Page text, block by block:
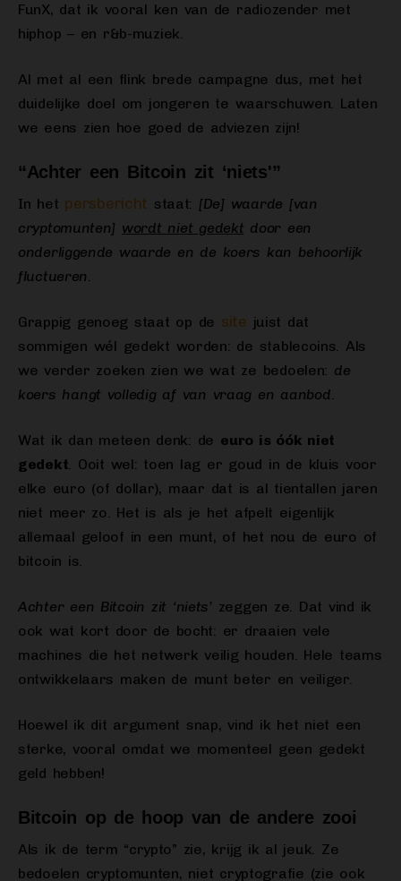
FunX, dat ik vooral ken van de radiozender met
hiphop – en r&b-muziek.
Al met al een flink brede campagne dus, met het
duidelijke doel om jongeren te waarschuwen. Laten
we eens zien hoe goed de adviezen zijn!
“Achter een Bitcoin zit ‘niets'”
In het persbericht staat: [De] waarde [van
cryptomunten] wordt niet gedekt door een
onderliggende waarde en de koers kan behoorlijk
fluctueren.
Grappig genoeg staat op de site juist dat
sommigen wél gedekt worden: de stablecoins. Als
we verder zoeken zien we wat ze bedoelen: de
koers hangt volledig af van vraag en aanbod.
Wat ik dan meteen denk: de euro is óók niet
gedekt. Ooit wel: toen lag er goud in de kluis voor
elke euro (of dollar), maar dat is al tientallen jaren
niet meer zo. Het is als je het afpelt eigenlijk
allemaal geloof in een munt, of het nou de euro of
bitcoin is.
Achter een Bitcoin zit ‘niets’ zeggen ze. Dat vind ik
ook wat kort door de bocht: er draaien vele
machines die het netwerk veilig houden. Hele teams
ontwikkelaars maken de munt beter en veiliger.
Hoewel ik dit argument snap, vind ik het niet een
sterke, vooral omdat we momenteel geen gedekt
geld hebben!
Bitcoin op de hoop van de andere zooi
Als ik de term “crypto” zie, krijg ik al jeuk. Ze
bedoelen cryptomunten, niet cryptografie (zie ook